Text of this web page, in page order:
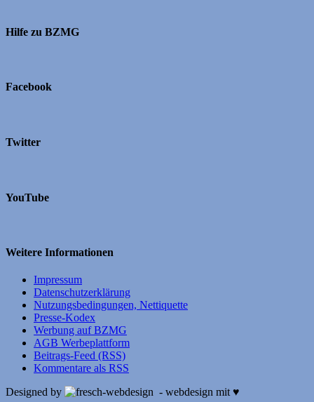
Hilfe zu BZMG
Facebook
Twitter
YouTube
Weitere Informationen
Impressum
Datenschutzerklärung
Nutzungsbedingungen, Nettiquette
Presse-Kodex
Werbung auf BZMG
AGB Werbeplattform
Beitrags-Feed (RSS)
Kommentare als RSS
Designed by
- webdesign mit ♥